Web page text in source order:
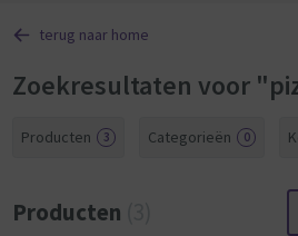
terug naar home
Zoekresultaten voor
Producten 3 Categorieën 0
Producten